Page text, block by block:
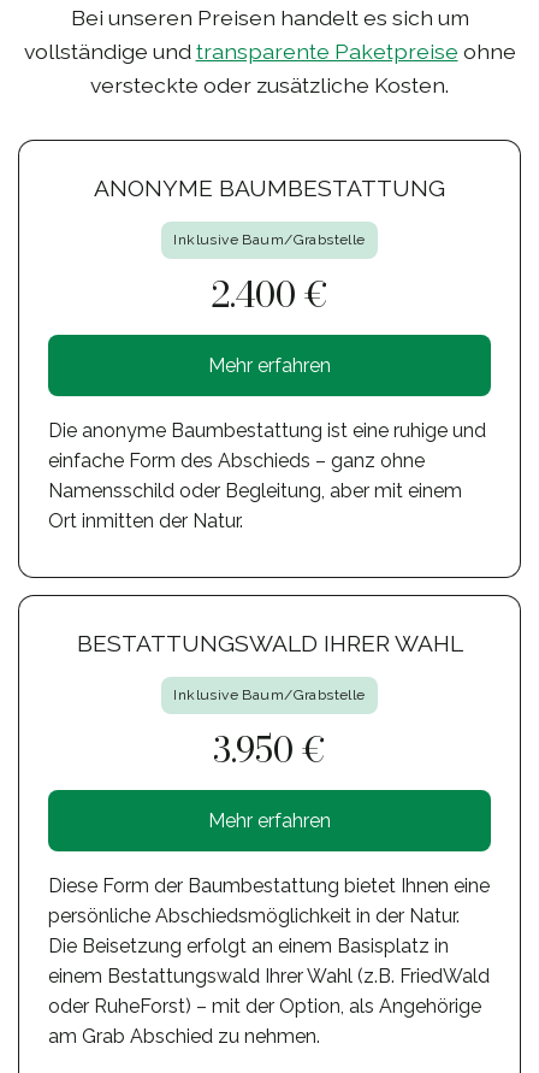
Bei unseren Preisen handelt es sich um
vollständige und transparente Paketpreise ohne
versteckte oder zusätzliche Kosten.
ANONYME BAUMBESTATTUNG
Inklusive Baum/Grabstelle
2.400 €
Mehr erfahren
Die anonyme Baumbestattung ist eine ruhige und
einfache Form des Abschieds – ganz ohne
Namensschild oder Begleitung, aber mit einem
Ort inmitten der Natur.
BESTATTUNGSWALD IHRER WAHL
Inklusive Baum/Grabstelle
3.950 €
Mehr erfahren
Diese Form der Baumbestattung bietet Ihnen eine
persönliche Abschiedsmöglichkeit in der Natur.
Die Beisetzung erfolgt an einem Basisplatz in
einem Bestattungswald Ihrer Wahl (z.B. FriedWald
oder RuheForst) – mit der Option, als Angehörige
am Grab Abschied zu nehmen.